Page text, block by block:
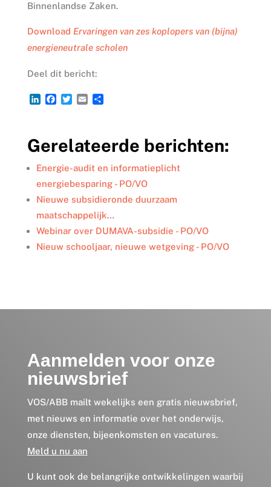
Binnenlandse Zaken.
Download Ervaringen van zes koplopers van (bijna)
energieneutrale scholen
Deel dit bericht:
L
e
d
I
n
F
b
o
o
k
T
t
e
r
E
l
D
n
Gerelateerde berichten:
Energie-audit en informatieplicht
energiebesparing - PO/VO
Nieuwe subsidieronde duurzaam
maatschappelijk…
Webinar over DUMAVA-subsidie - PO/VO
Nieuw schooljaar, nieuwe wetgeving - PO/VO
Aanmelden voor onze
nieuwsbrief
VOS/ABB mailt wekelijks een gratis nieuwsbrief,
met nieuws en informatie over het onderwijs,
onze diensten, bijeenkomsten en vacatures.
Meld u nu aan
U kunt ook de belangrijke ontwikkelingen waarbij